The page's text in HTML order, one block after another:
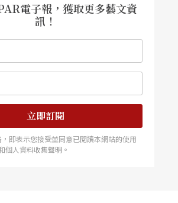
電子報，獲取更多藝文資
訊！
立即訂閱
即表示您接受並同意已閱讀本網站的使用
個人資料收集聲明。